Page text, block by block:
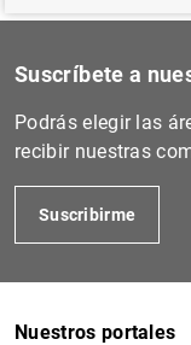
Suscríbete a
Podrás elegir las
recibir nuestras
Suscribirme
Nuestros portales